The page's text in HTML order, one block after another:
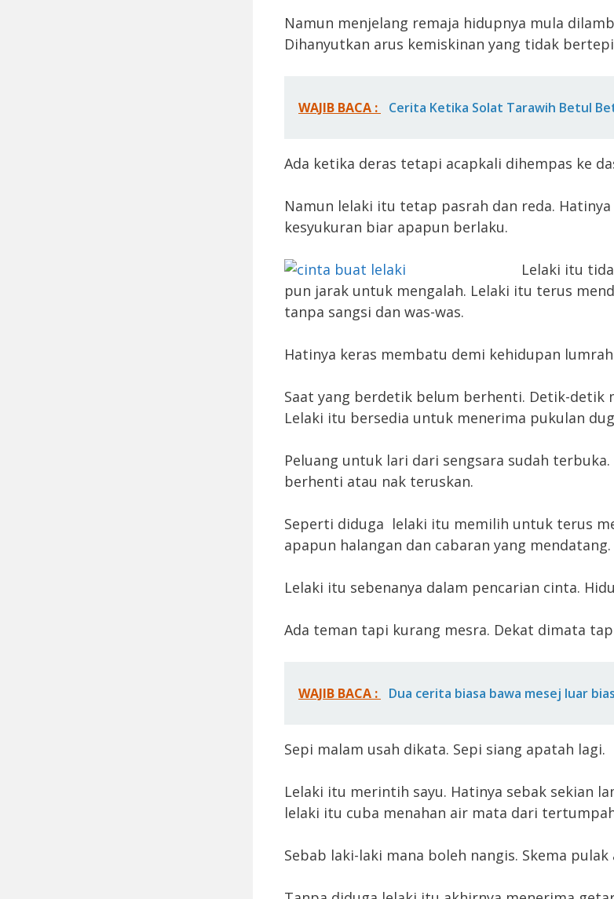
Namun menjelang remaja hidupnya mula
Dihanyutkan arus kemiskinan yang tidak
WAJIB BACA : Cerita Ketika Solat Tarawih Betul
Ada ketika deras tetapi acapkali dihempas ke
Namun lelaki itu tetap pasrah dan reda.
kesyukuran biar apapun berlaku.
Lelaki itu
pun jarak untuk mengalah. Lelaki itu terus
tanpa sangsi dan was-was.
Hatinya keras membatu demi kehidupan
Saat yang berdetik belum berhenti. Detik-detik
Lelaki itu bersedia untuk menerima pukulan
Peluang untuk lari dari sengsara sudah terbuka.
berhenti atau nak teruskan.
Seperti diduga lelaki itu memilih untuk terus
apapun halangan dan cabaran yang mendatang.
Lelaki itu sebenanya dalam pencarian cinta.
Ada teman tapi kurang mesra. Dekat dimata
WAJIB BACA : Dua cerita biasa bawa mesej luar
Sepi malam usah dikata. Sepi siang apatah lagi.
Lelaki itu merintih sayu. Hatinya sebak sekian
lelaki itu cuba menahan air mata dari
Sebab laki-laki mana boleh nangis. Skema pulak